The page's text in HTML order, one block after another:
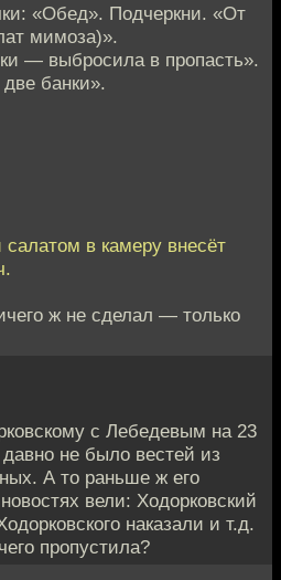
«Обед». Подчеркни. «От
мимоза)».
— выбросила в пропасть».
банки».
в камеру внесёт
ж не сделал — только
с Лебедевым на 23
не было вестей из
А то раньше ж его
вели: Ходорковский
наказали и т.д.
пропустила?